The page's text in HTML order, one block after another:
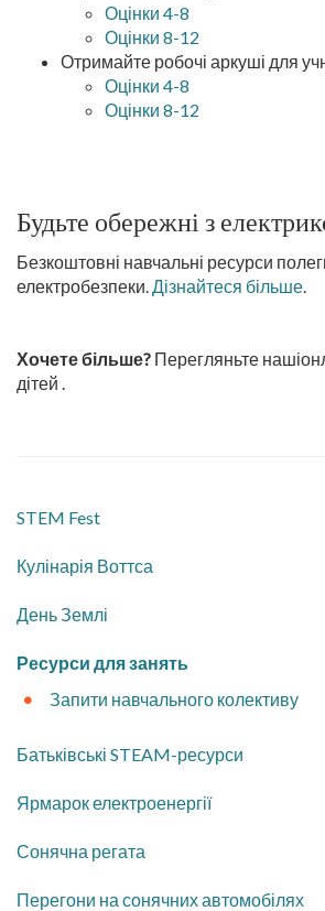
Оцінки 4-8
Оцінки 8-12
Отримайте робочі аркуші для
Оцінки 4-8
Оцінки 8-12
Будьте обережні з
Безкоштовні навчальні ресурси
електробезпеки.Дізнайтеся більше.
Хочете більше? Перегляньте
дітей .
STEM Fest
Кулінарія Воттса
День Землі
Ресурси для занять
Запити навчального колективу
Батьківські STEAM-ресурси
Ярмарок електроенергії
Сонячна регата
Перегони на сонячних автомобілях